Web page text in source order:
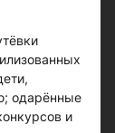
одарённые
и